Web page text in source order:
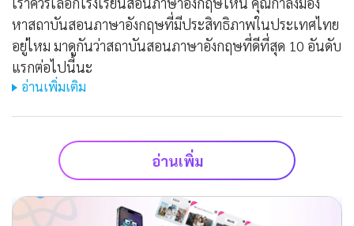
หาสถาบันสอนภาษาอังกฤษที่มีประสิทธิภาพในประเทศไทย
อยู่ไหม มาดูกันว่าสถาบันสอนภาษาอังกฤษที่ดีที่สุด 10 อันดับ
แรกต่อไปนี้นะ
อ่านเพิ่มเติม
อ่านเพิ่ม